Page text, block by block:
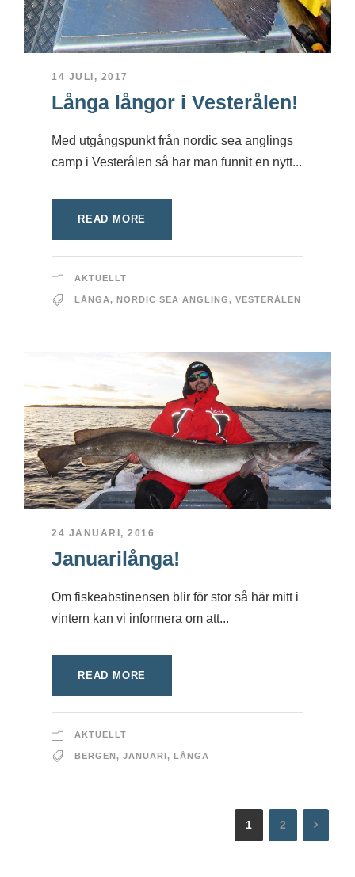
14 JULI, 2017
Långa långor i Vesterålen!
Med utgångspunkt från nordic sea anglings
camp i Vesterålen så har man funnit en nytt...
READ MORE
AKTUELLT
LÅNGA, NORDIC SEA ANGLING, VESTERÅLEN
24 JANUARI, 2016
Januarilånga!
Om fiskeabstinensen blir för stor så här mitt i
vintern kan vi informera om att...
READ MORE
AKTUELLT
BERGEN , JANUARI , LÅNGA
1 2